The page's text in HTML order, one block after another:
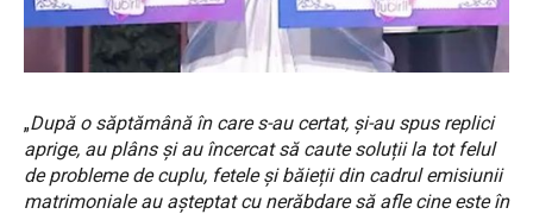
„După o săptămână în care s-au certat, și-au spus replici
aprige, au plâns și au încercat să caute soluții la tot felul
de probleme de cuplu, fetele și băieții din cadrul emisiunii
matrimoniale au așteptat cu nerăbdare să afle cine este în